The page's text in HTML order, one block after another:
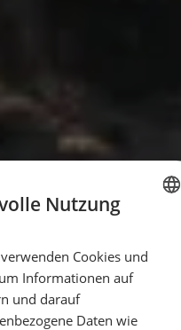
GERMAN
Nutzung
Cookies und
Informationen auf
und darauf
Daten wie